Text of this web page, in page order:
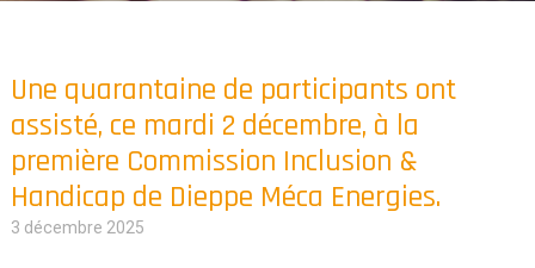
Une quarantaine de participants ont
assisté, ce mardi 2 décembre, à la
première Commission Inclusion &
Handicap de Dieppe Méca Energies.
3 décembre 2025